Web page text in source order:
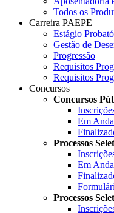
Todos os
Carreira PAEPE
Estágio
Gestão de
Progressão
Requisitos
Requisitos
Concursos
Concursos
Em
Processos
Em
Processos